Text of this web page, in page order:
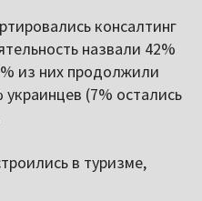
консалтинг
назвали 42%
из них продолжили
(7% остались
в туризме,